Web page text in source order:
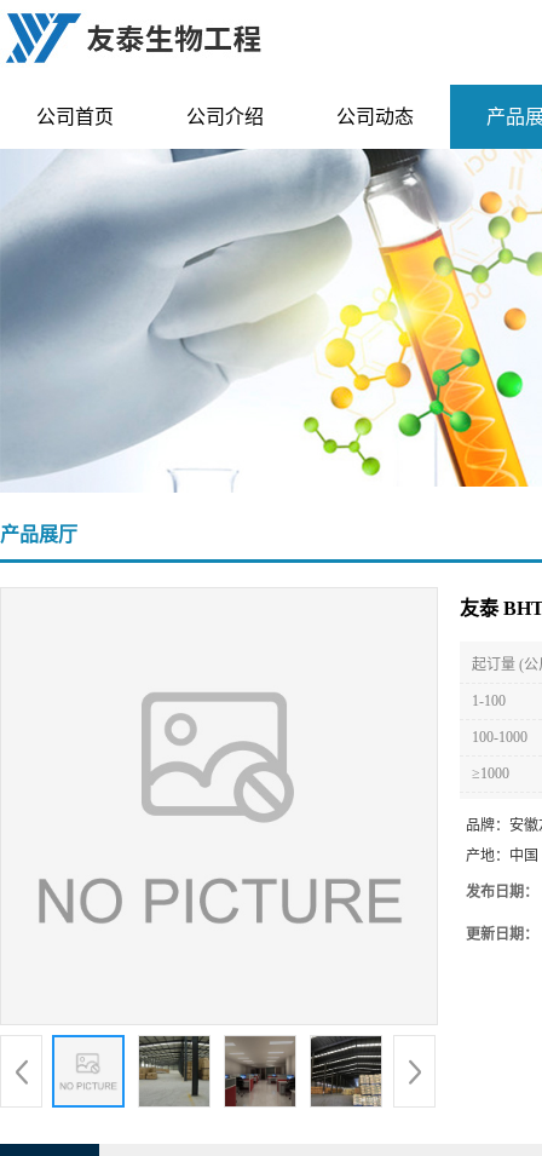
公司首页 公司介绍 公司动态 产品
产品展厅
友泰
起订量 (公
1-100
100-1000
≥1000
品牌： 安徽
产地： 中国
发布日期：
更新日期：